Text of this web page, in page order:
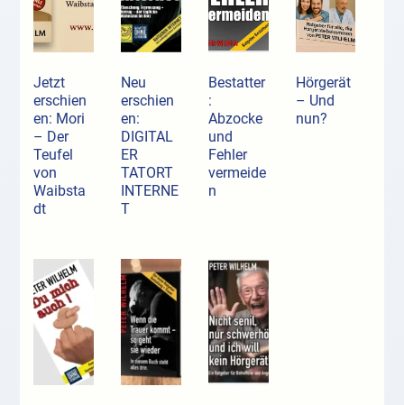
Jetzt
erschien
en: Mori
– Der
Teufel
von
Waibsta
dt
Neu
erschien
en:
DIGITAL
ER
TATORT
INTERNE
T
Bestatter
:
Abzocke
und
Fehler
vermeide
n
Hörgerät
– Und
nun?